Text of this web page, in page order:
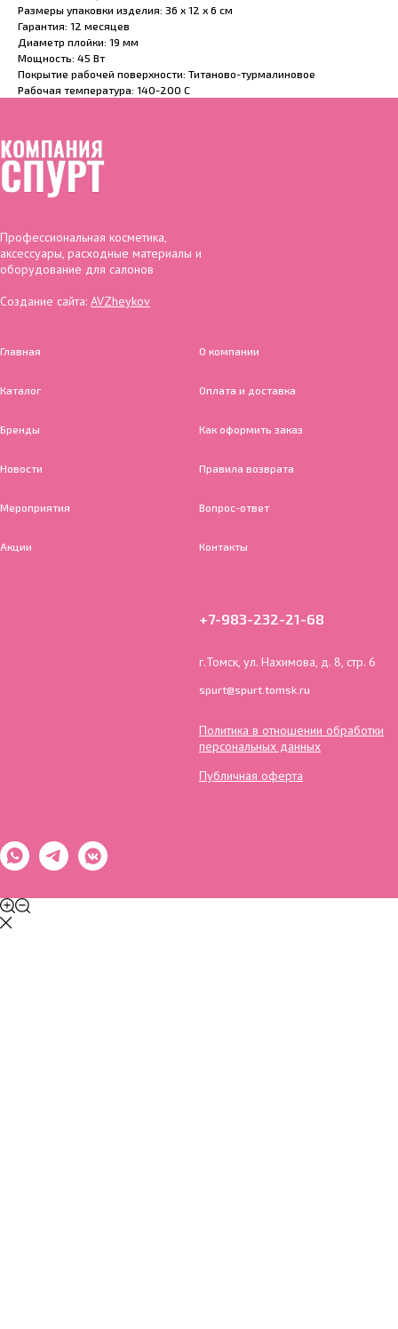
Размеры упаковки изделия: 36 х 12 х 6 см
Гарантия: 12 месяцев
Диаметр плойки: 19 мм
Мощность: 45 Вт
Покрытие рабочей поверхности: Титаново-турмалиновое
Рабочая температура: 140-200 С
Профессиональная косметика,
аксессуары, расходные материалы и
оборудование для салонов
Создание сайта: AVZheykov
Главная
Каталог
Бренды
Новости
Мероприятия
Акции
О компании
Оплата и доставка
Как оформить заказ
Правила возврата
Вопрос-ответ
Контакты
+7-983-232-21-68
г.Томск, ул. Нахимова, д. 8, стр. 6
spurt@spurt.tomsk.ru
Политика в отношении обработки
персональных данных
Публичная оферта